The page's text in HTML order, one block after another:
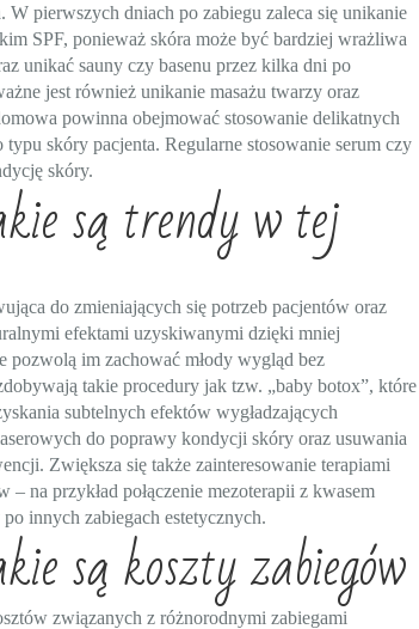
pierwszych dniach po zabiegu zaleca się unikanie
SPF, ponieważ skóra może być bardziej wrażliwa
unikać sauny czy basenu przez kilka dni po
jest również unikanie masażu twarzy oraz
powinna obejmować stosowanie delikatnych
skóry pacjenta. Regularne stosowanie serum czy
skóry.
są trendy w tej
do zmieniających się potrzeb pacjentów oraz
efektami uzyskiwanymi dzięki mniej
pozwolą im zachować młody wygląd bez
takie procedury jak tzw. „baby botox”, które
subtelnych efektów wygładzających
do poprawy kondycji skóry oraz usuwania
Zwiększa się także zainteresowanie terapiami
na przykład połączenie mezoterapii z kwasem
innych zabiegach estetycznych.
są koszty zabiegów
związanych z różnorodnymi zabiegami